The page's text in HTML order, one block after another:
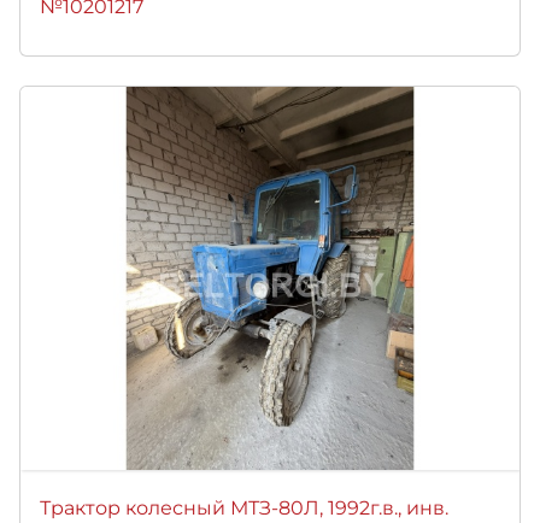
№10201217
Трактор колесный МТЗ-80Л, 1992г.в., инв.